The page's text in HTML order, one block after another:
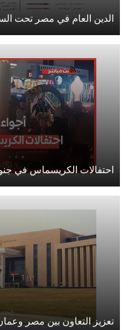
الدين العام في مصر تحت
احتفالات الكريسماس في
تعزيز التعاون بين مصر